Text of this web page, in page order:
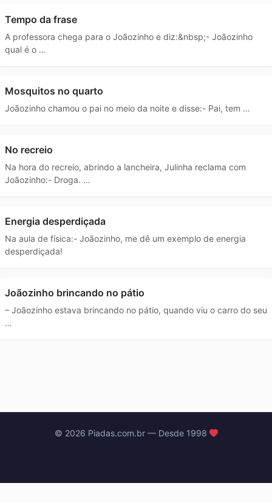
Tempo da frase
A professora chega para o Joãozinho e diz:&nbsp;- Joãozinho
qual é o …
Mosquitos no quarto
Joãozinho chamou o pai no meio da noite e disse:- Pai, tem …
No recreio
Na hora do recreio, abrindo a lancheira, Julinha reclama com
Joãozinho:- Droga. …
Energia desperdiçada
Na aula de física:- Joãozinho, me dê um exemplo de energia
desperdiçada!
Joãozinho brincando no pátio
– Joãozinho estava brincando no pátio, quando viu o carro do seu
…
© 2026 Piadas.com.br — Desde 1998